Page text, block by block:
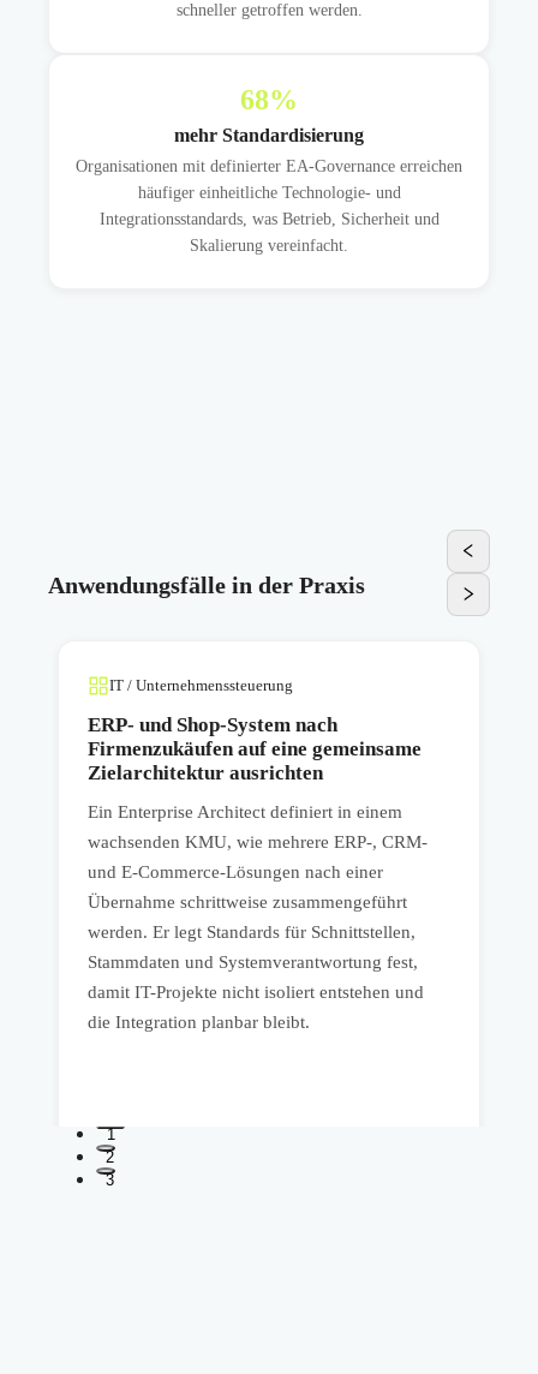
schneller getroffen werden.
68%
mehr Standardisierung
Organisationen mit definierter EA-Governance erreichen
häufiger einheitliche Technologie- und
Integrationsstandards, was Betrieb, Sicherheit und
Skalierung vereinfacht.
Anwendungsfälle in der Praxis
IT / Unternehmenssteuerung
ERP- und Shop-System nach
Firmenzukäufen auf eine gemeinsame
Zielarchitektur ausrichten
Ein Enterprise Architect definiert in einem
wachsenden KMU, wie mehrere ERP-, CRM-
und E-Commerce-Lösungen nach einer
Übernahme schrittweise zusammengeführt
werden. Er legt Standards für Schnittstellen,
Stammdaten und Systemverantwortung fest,
damit IT-Projekte nicht isoliert entstehen und
die Integration planbar bleibt.
1
2
3